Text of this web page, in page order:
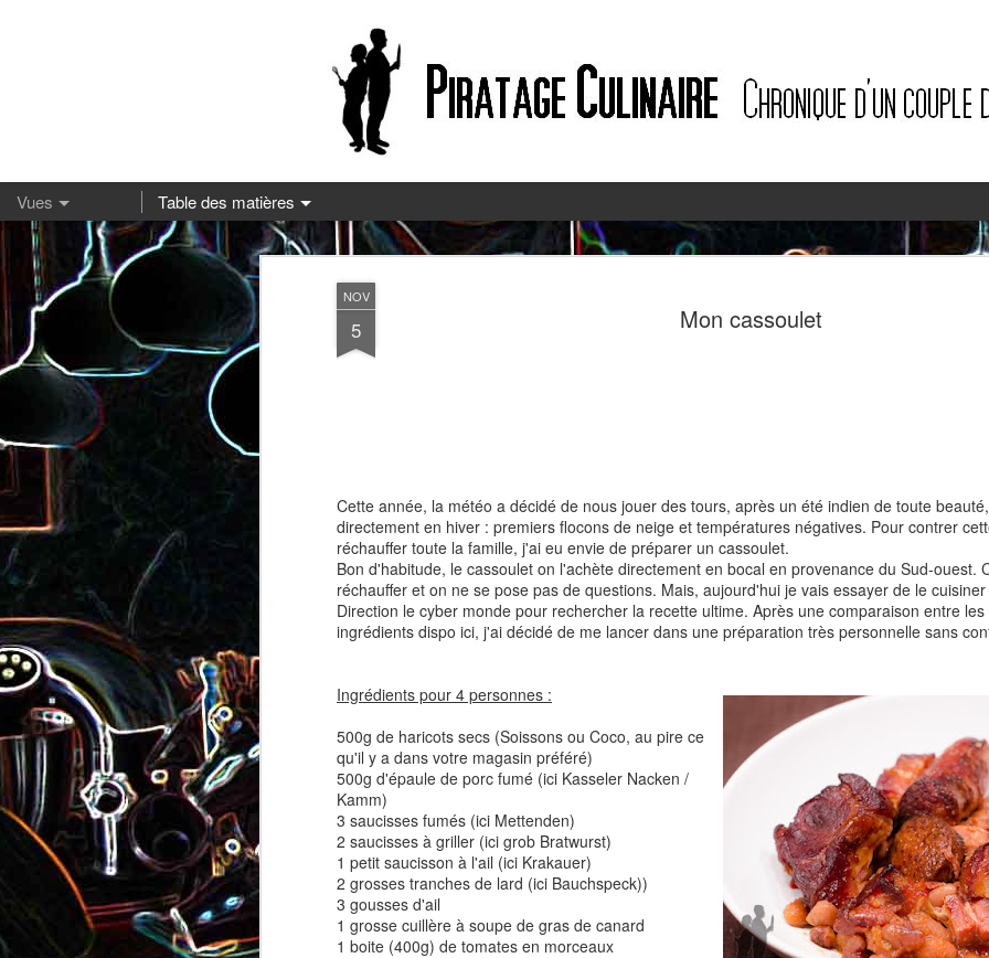
NOV
5 Mon cassoulet
Cette année, la météo a décidé de nous jouer des tours, après un été indien de toute
directement en hiver : premiers flocons de neige et températures négatives. Pour contrer
réchauffer toute la famille, j'ai eu envie de préparer un cassoulet.
Bon d'habitude, le cassoulet on l'achète directement en bocal en provenance du Sud-ouest.
réchauffer et on ne se pose pas de questions. Mais, aujourd'hui je vais essayer de le
Direction le cyber monde pour rechercher la recette ultime. Après une comparaison entre
ingrédients dispo ici, j'ai décidé de me lancer dans une préparation très personnelle sans
Ingrédients pour 4 personnes :
500g de haricots secs (Soissons ou Coco, au pire ce
qu'il y a dans votre magasin préféré)
500g d'épaule de porc fumé (ici Kasseler Nacken /
Kamm)
3 saucisses fumés (ici Mettenden)
2 saucisses à griller (ici grob Bratwurst)
1 petit saucisson à l'ail (ici Krakauer)
2 grosses tranches de lard (ici Bauchspeck))
3 gousses d'ail
1 grosse cuillère à soupe de gras de canard
1 boite (400g) de tomates en morceaux
Pizza à la mozzarella et à la
13
coppa
Comté
2
Crinkles au
Cake à la rhubarbe Salade d'avocat, au
concombre et au crabe
Cake au chèvre et
serrano
2